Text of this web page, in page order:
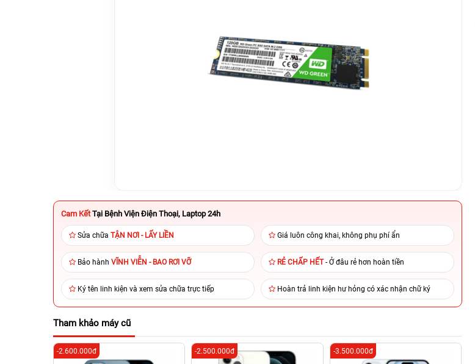
Cam Kết Tại Bệnh Viện Điện Thoại, Laptop 24h
Sửa chữa TẬN NƠI - LẤY LIỀN Giá luôn công khai, không phụ phí ẩn
Bảo hành VĨNH VIỄN - BAO RƠI VỠ RẺ CHẤP HẾT- Ở đâu rẻ hơn hoàn tiền
Ký tên linh kiện và xem sửa chữa trực tiếp Hoàn trả linh kiện hư hỏng có xác nhận chữ ký
Tham khảo máy cũ
-2.600.000đ -2.500.000đ -3.500.000đ